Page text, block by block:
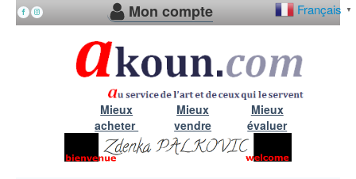
Français ▼
Mon compte
Mieux
acheter
Mieux
vendre
Mieux
évaluer